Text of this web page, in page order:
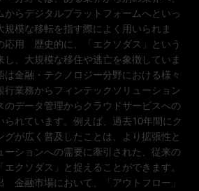
からデジタルプラットフォームへといっ
模な移転を指す際によく用いられま
応用 歴史的に、「エクソダス」という
、大規模な移住や逃亡を象徴していま
金融・テクノロジー分野における様々
行業務からフィンテックソリューション
のデータ管理からクラウドサービスへの
れています。例えば、過去10年間にク
グが広く普及したことは、より拡張性と
ーションへの需要に牽引された、従来の
クソダス」と捉えることができます。
金融市場において、「アウトフロー」